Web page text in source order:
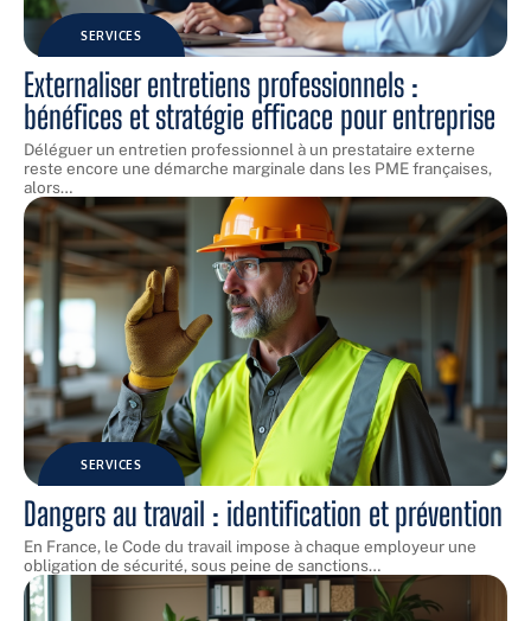
SERVICES
Externaliser entretiens professionnels :
bénéfices et stratégie efficace pour entreprise
Déléguer un entretien professionnel à un prestataire externe
reste encore une démarche marginale dans les PME françaises,
alors…
SERVICES
Dangers au travail : identification et prévention
En France, le Code du travail impose à chaque employeur une
obligation de sécurité, sous peine de sanctions…